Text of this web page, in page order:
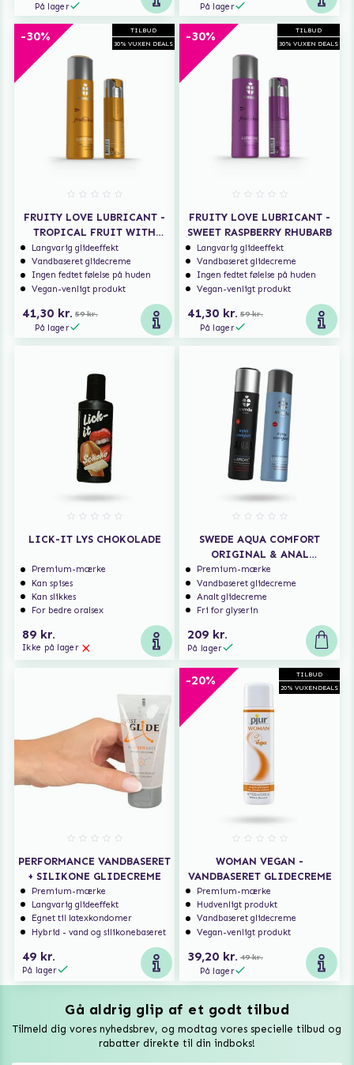
På lager På lager
TILBUD
30% VUXEN DEALS
-30%
FRUITY LOVE LUBRICANT -
TROPICAL FRUIT WITH
HONEY
Langvarig glideeffekt
Vandbaseret glidecreme
Ingen fedtet følelse på huden
Vegan-venligt produkt
41,30 kr. 59 kr.
På lager
TILBUD
30% VUXEN DEALS
-30%
FRUITY LOVE LUBRICANT -
SWEET RASPBERRY RHUBARB
Langvarig glideeffekt
Vandbaseret glidecreme
Ingen fedtet følelse på huden
Vegan-venligt produkt
41,30 kr. 59 kr.
På lager
LICK-IT LYS CHOKOLADE
Premium-mærke
Kan spises
Kan slikkes
For bedre oralsex
89 kr.
Ikke på lager
SWEDE AQUA COMFORT
ORIGINAL & ANAL
GLIDECREME - 2X120ML
Premium-mærke
Vandbaseret glidecreme
Analt glidecreme
Fri for glyserin
209 kr.
På lager
PERFORMANCE VANDBASERET
+ SILIKONE GLIDECREME
Premium-mærke
Langvarig glideeffekt
Egnet til latexkondomer
Hybrid - vand og silikonebaseret
49 kr.
På lager
TILBUD
20% VUXENDEALS
-20%
WOMAN VEGAN -
VANDBASERET GLIDECREME
Premium-mærke
Hudvenligt produkt
Vandbaseret glidecreme
Vegan-venligt produkt
39,20 kr. 49 kr.
På lager
Gå aldrig glip af et godt tilbud
Tilmeld dig vores nyhedsbrev, og modtag vores specielle tilbud og
rabatter direkte til din indboks!
Vuxen Magazine